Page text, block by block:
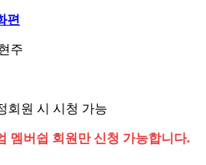
편
주
회원 시 시청 가능
멤버쉽 회원만 신청 가능합니다.